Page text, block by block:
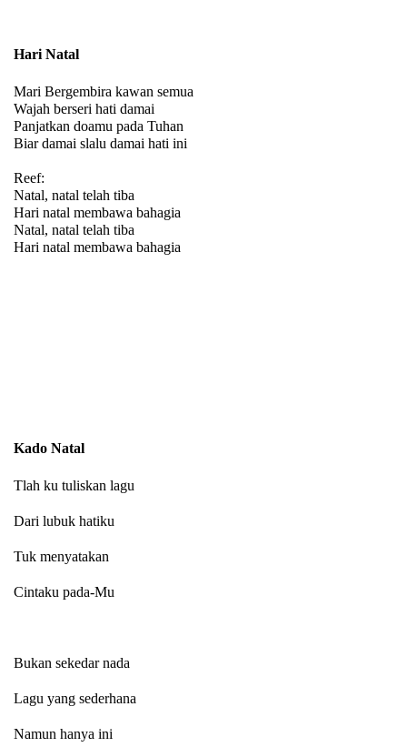
Hari Natal
Mari Bergembira kawan semua
Wajah berseri hati damai
Panjatkan doamu pada Tuhan
Biar damai slalu damai hati ini
Reef:
Natal, natal telah tiba
Hari natal membawa bahagia
Natal, natal telah tiba
Hari natal membawa bahagia
Kado Natal
Tlah ku tuliskan lagu
Dari lubuk hatiku
Tuk menyatakan
Cintaku pada-Mu
Bukan sekedar nada
Lagu yang sederhana
Namun hanya ini